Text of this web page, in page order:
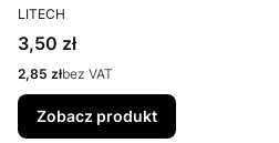
PRODUCENT
LITECH
Cena
3,50 zł
Cena
2,85 złbez VAT
Zobacz produkt